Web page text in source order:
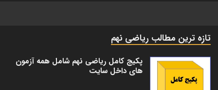
تازه ترین مطالب ریاضی نهم
پکیج کامل ریاضی نهم شامل همه آزمون
های داخل سایت